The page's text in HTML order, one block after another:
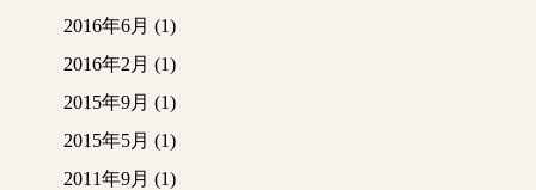
2016年6月 (1)
2016年2月 (1)
2015年9月 (1)
2015年5月 (1)
2011年9月 (1)